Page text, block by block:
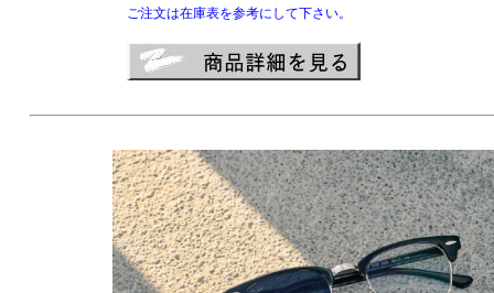
ご注文は在庫表を参考にして下さい。